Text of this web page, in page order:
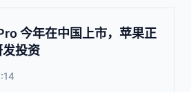
今年在中国上市，苹果正
投资